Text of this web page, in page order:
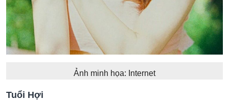
Ảnh minh họa: Internet
Tuổi Hợi